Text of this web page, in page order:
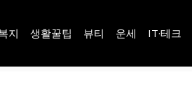
지 생활꿀팁 뷰티 운세 IT·테크